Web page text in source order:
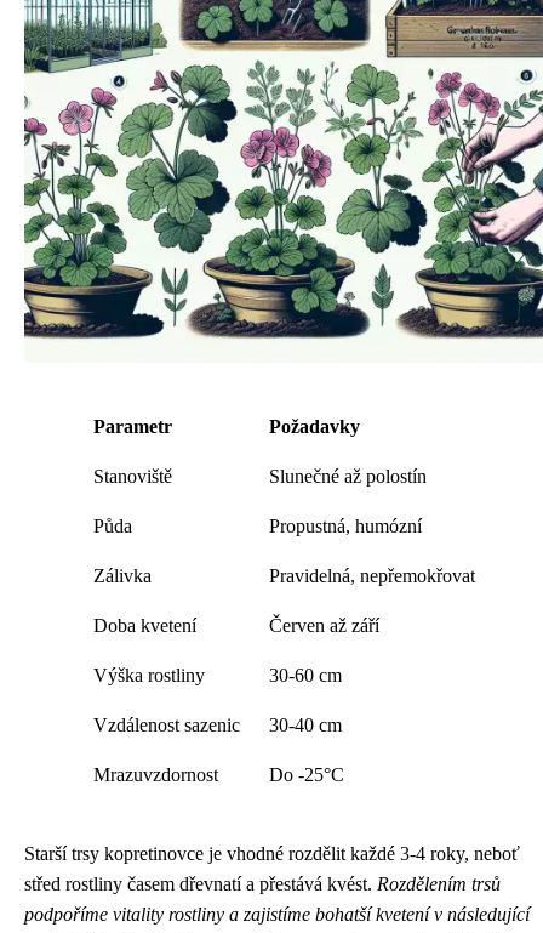
Parametr Požadavky
Stanoviště Slunečné až polostín
Půda Propustná, humózní
Zálivka Pravidelná, nepřemokřovat
Doba kvetení Červen až září
Výška rostliny 30-60 cm
Vzdálenost sazenic 30-40 cm
Mrazuvzdornost Do -25°C
Starší trsy kopretinovce je vhodné rozdělit každé 3-4 roky, neboť
střed rostliny časem dřevnatí a přestává kvést. Rozdělením trsů
podpoříme vitality rostliny a zajistíme bohatší kvetení v následující